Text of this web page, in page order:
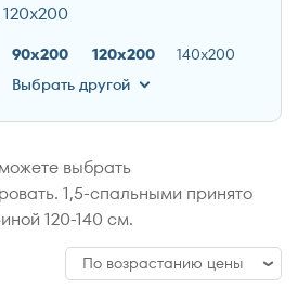
90x200 120x200
140x200
Выбрать другой
выбрать
1,5-спальными принято
120-140 см.
По возрастанию цены